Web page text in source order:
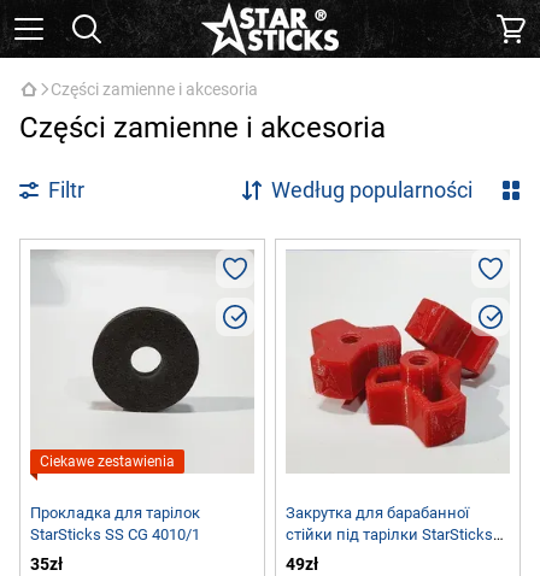
Części zamienne i akcesoria
Części zamienne i akcesoria
Filtr Według popularności
Ciekawe zestawienia
Прокладка для тарілок
StarSticks SS CG 4010/1
35zł
Закрутка для барабанної
стійки під тарілки StarSticks
SS-WN-8
49zł